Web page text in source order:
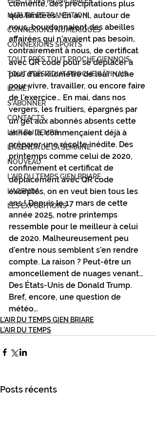
NATURE ET TRANSITION
CONNEXIONS NUMÉRIQUES
CONNEXIONS SPORTS
TOUT PRÈS TOUT PROCHE GIENNOIS
TOUT PRÈS TOUT PROCHE GÂTINAIS
LOIRET
S'ABONNER
CONTACTS
L'AIR DU TEMPS
L'AGENDA DE LA SEMAINE
NOUVEAU
L'AIR DU TEMPS GIEN BRIARE
L'AGENDA
LES EXPOSITIONS
clémente, des précipitations plus
que limitées… En avril, autour de
nous, bourdonnaient des abeilles
affairées qui n’avaient pas besoin,
contrairement à nous, de certificat
avec QR code pour se déplacer à
plus d’un kilomètre de leur ruche
pour vivre, travailler, ou encore faire
de l’exercice… En mai, dans nos
vergers, les fruitiers, épargnés par
un gel aux abonnés absents cette
année là, commençaient déjà à
préparer une récolte inédite. Des
printemps comme celui de 2020,
confinement et certificat de
déplacement avec QR code
exceptés, on en veut bien tous les
ans ! Depuis le 17 mars de cette
année 2025, notre printemps
ressemble pour le meilleur à celui
de 2020. Malheureusement peu
d’entre nous semblent s’en rendre
compte. La raison ? Peut-être un
amoncellement de nuages venant…
Des États-Unis de Donald Trump.
Bref, encore, une question de
météo…
L'AIR DU TEMPS GIEN BRIARE
L'AIR DU TEMPS
Posts récents